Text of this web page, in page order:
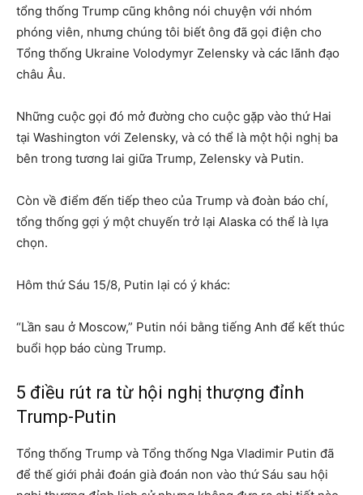
tổng thống Trump cũng không nói chuyện với nhóm
phóng viên, nhưng chúng tôi biết ông đã gọi điện cho
Tổng thống Ukraine Volodymyr Zelensky và các lãnh đạo
châu Âu.
Những cuộc gọi đó mở đường cho cuộc gặp vào thứ Hai
tại Washington với Zelensky, và có thể là một hội nghị ba
bên trong tương lai giữa Trump, Zelensky và Putin.
Còn về điểm đến tiếp theo của Trump và đoàn báo chí,
tổng thống gợi ý một chuyến trở lại Alaska có thể là lựa
chọn.
Hôm thứ Sáu 15/8, Putin lại có ý khác:
“Lần sau ở Moscow,” Putin nói bằng tiếng Anh để kết thúc
buổi họp báo cùng Trump.
5 điều rút ra từ hội nghị thượng đỉnh
Trump-Putin
Tổng thống Trump và Tổng thống Nga Vladimir Putin đã
để thế giới phải đoán già đoán non vào thứ Sáu sau hội